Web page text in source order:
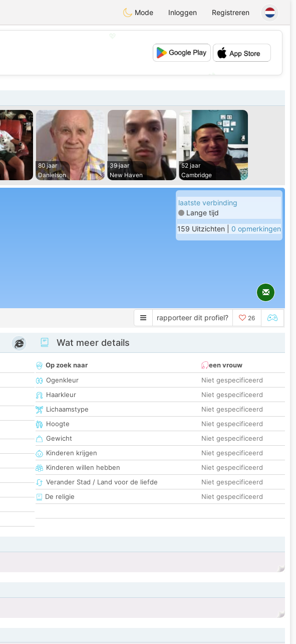
Mode Inloggen Registreren
80 jaar
Danielson
39 jaar
New Haven
52 jaar
Cambridge
laatste verbinding
Lange tijd
159 Uitzichten | 0 opmerkingen
rapporteer dit profiel? 26
Wat meer details
Op zoek naar
een vrouw
Ogenkleur
Niet gespecificeerd
Haarkleur
Niet gespecificeerd
Lichaamstype
Niet gespecificeerd
Hoogte
Niet gespecificeerd
Gewicht
Niet gespecificeerd
Kinderen krijgen
Niet gespecificeerd
Kinderen willen hebben
Niet gespecificeerd
Verander Stad / Land voor de liefde
Niet gespecificeerd
De religie
Niet gespecificeerd